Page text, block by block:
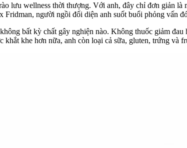
lưu wellness thời thượng. Với anh, đây chỉ đơn giản là
người ngồi đối diện anh suốt buổi phỏng vấn
bất kỳ chất gây nghiện nào. Không thuốc giảm
khe hơn nữa, anh còn loại cả sữa, gluten, trứng và